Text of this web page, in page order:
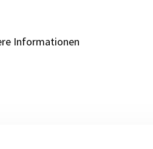
Informationen